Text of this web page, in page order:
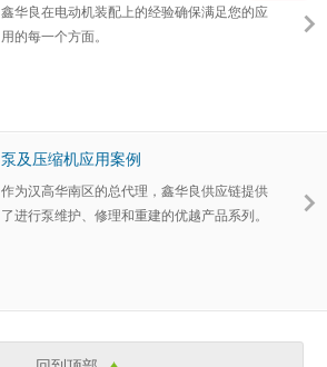
鑫华良在电动机装配上的经验确保满足您的应
用的每一个方面。
泵及压缩机应用案例
作为汉高华南区的总代理，鑫华良供应链提供
了进行泵维护、修理和重建的优越产品系列。